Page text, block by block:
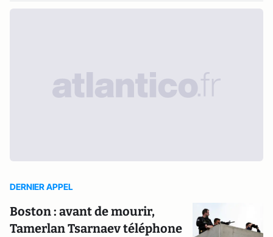
DERNIER APPEL
Boston : avant de mourir,
Tamerlan Tsarnaev téléphone